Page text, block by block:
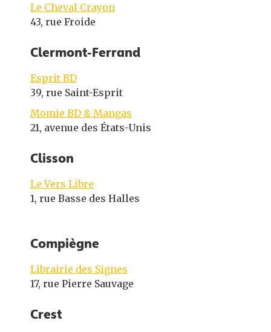
Le Cheval Crayon
43, rue Froide
Clermont-Ferrand
Esprit BD
39, rue Saint-Esprit
Momie BD & Mangas
21, avenue des États-Unis
Clisson
Le Vers Libre
1, rue Basse des Halles
Compiègne
Librairie des Signes
17, rue Pierre Sauvage
Crest